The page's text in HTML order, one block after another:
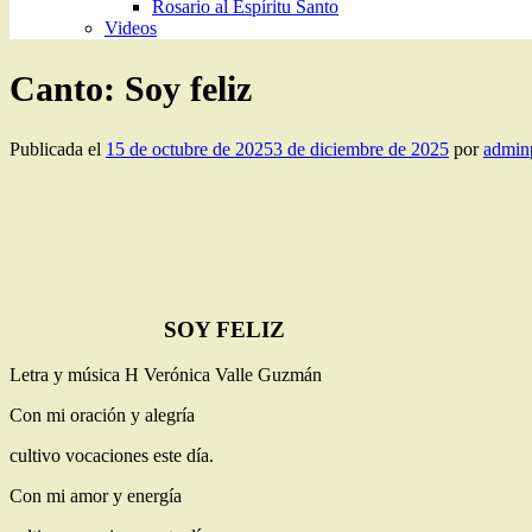
Rosario al Espíritu Santo
Videos
Canto: Soy feliz
Publicada el 15 de octubre de 20253 de diciembre de 2025 por
SOY FELIZ
Letra y música H Verónica Valle Guzmán
Con mi oración y alegría
cultivo vocaciones este día.
Con mi amor y energía